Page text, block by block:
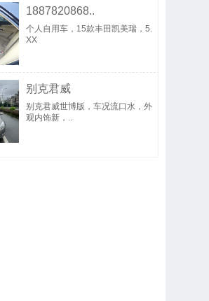
1887820868..
个人自用车，15款丰田凯美瑞，5.
XX
别克君威
别克君威世博版，车况流口水，外
观内饰新，..